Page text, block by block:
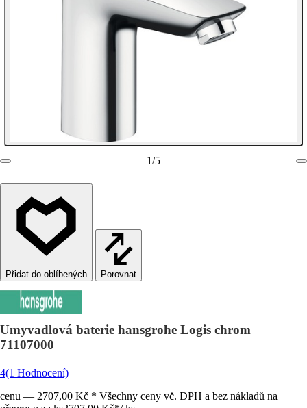
1/5
Porovnat
Umyvadlová baterie hansgrohe Logis chrom
71107000
4(1 Hodnocení)
cenu — 2707,00 Kč * Všechny ceny vč. DPH a bez nákladů na